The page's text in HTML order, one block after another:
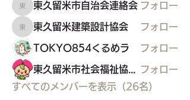
東久留米市自治会連絡会
東久留米市自治会連絡会 フォロー
東久留米建築設計協会
東久留米建築設計協会 フォロー
TOKYO854くるめラ フォロー
フォロー
すべてのメンバーを表示（26名）